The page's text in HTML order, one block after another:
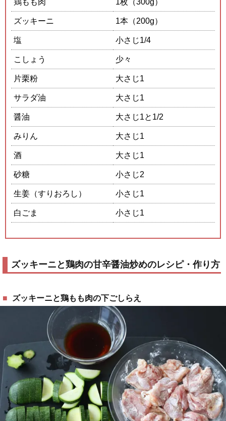
鶏もも肉 1枚（300g）
ズッキーニ 1本（200g）
塩 小さじ1/4
こしょう 少々
片栗粉 大さじ1
サラダ油 大さじ1
醤油 大さじ1と1/2
みりん 大さじ1
酒 大さじ1
砂糖 小さじ2
生姜（すりおろし） 小さじ1
白ごま 小さじ1
ズッキーニと鶏肉の甘辛醤油炒めのレシピ・作り方
ズッキーニと鶏もも肉の下ごしらえ